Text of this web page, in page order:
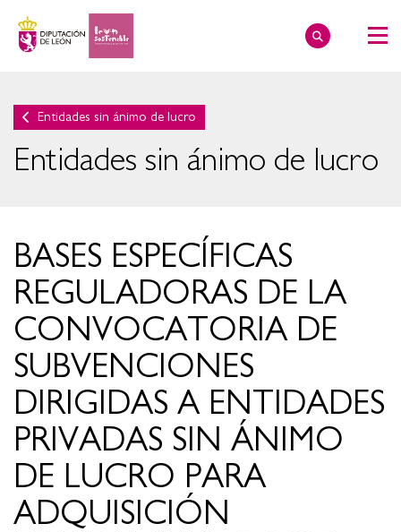
Entidades sin ánimo de lucro
Entidades sin ánimo de lucro
BASES ESPECÍFICAS
REGULADORAS DE LA
CONVOCATORIA DE
SUBVENCIONES
DIRIGIDAS A ENTIDADES
PRIVADAS SIN ÁNIMO
DE LUCRO PARA
ADQUISICIÓN